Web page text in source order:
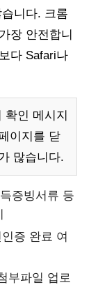
니다. 크롬
장 안전합니
다 Safari나
확인 메시지
이지를 닫
많습니다.
증빙서류 등
증 완료 여
부파일 업로